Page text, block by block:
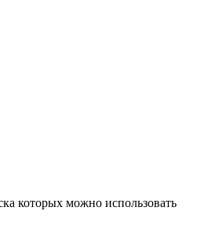
которых можно использовать